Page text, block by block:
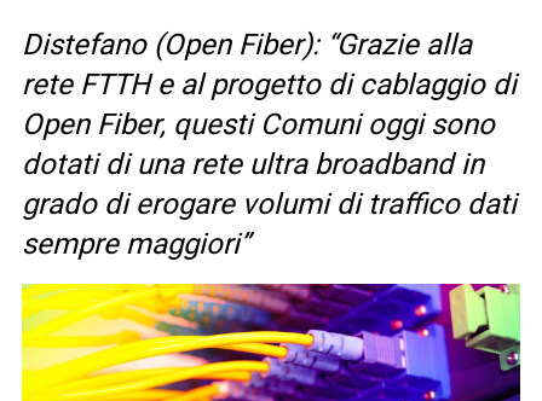
Distefano (Open Fiber): “Grazie alla
rete FTTH e al progetto di cablaggio di
Open Fiber, questi Comuni oggi sono
dotati di una rete ultra broadband in
grado di erogare volumi di traffico dati
sempre maggiori”